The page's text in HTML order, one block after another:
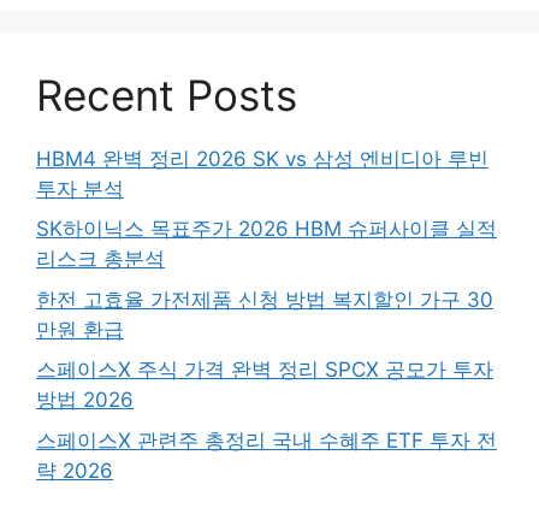
Recent Posts
HBM4 완벽 정리 2026 SK vs 삼성 엔비디아 루빈
투자 분석
SK하이닉스 목표주가 2026 HBM 슈퍼사이클 실적
리스크 총분석
한전 고효율 가전제품 신청 방법 복지할인 가구 30
만원 환급
스페이스X 주식 가격 완벽 정리 SPCX 공모가 투자
방법 2026
스페이스X 관련주 총정리 국내 수혜주 ETF 투자 전
략 2026